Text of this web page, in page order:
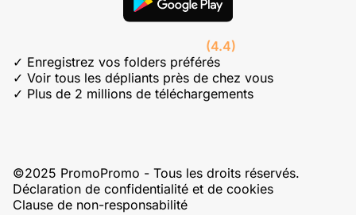
(4.4)
✓ Enregistrez vos folders préférés
✓ Voir tous les dépliants près de chez vous
✓ Plus de 2 millions de téléchargements
©2025 PromoPromo - Tous les droits réservés.
Déclaration de confidentialité et de cookies
Clause de non-responsabilité